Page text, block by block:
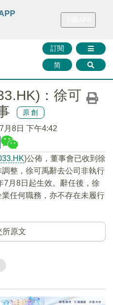
FINMETA 財華證券 媒體矩陣
訂閱
简
：徐可
原創
月8日 下午4:42
)公佈，董事會已收到徐
整，徐可禹辭去公司非執行
7月8日起生效。辭任後，徐
任何職務，亦不存在未履行
所原文